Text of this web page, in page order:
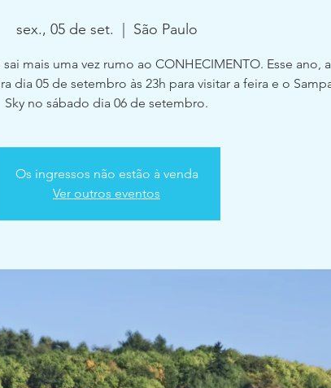
sex., 05 de set. São Paulo
mais uma vez rumo ao CONHECIMENTO. Esse ano, a
dia 05 de setembro às 23h para visitar a feira e o
Sky no sábado dia 06 de setembro.
Os ingressos não estão à venda
Ver outros eventos